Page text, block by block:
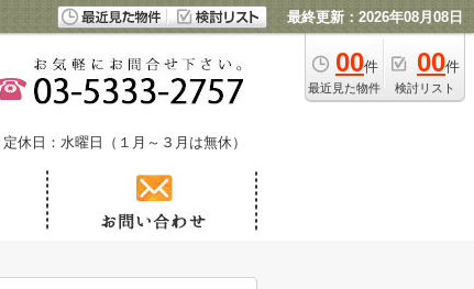
最終更新：2026年08月08日
00件
最近見た物件
00件
検討リスト
定休日：水曜日（１月～３月は無休）